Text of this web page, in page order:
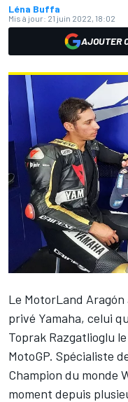
Léna Buffa
Mis à jour: 21 juin 2022, 18:02
AJOUTER
Le MotorLand
privé Yamaha, celui
Toprak Razgatlioglu
MotoGP. Spécialiste
Champion du monde
moment depuis